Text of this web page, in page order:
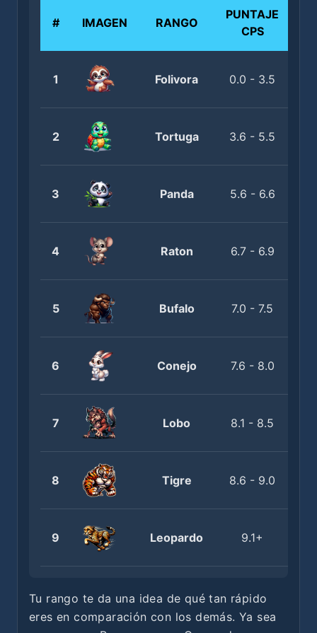
# IMAGEN RANGO
PUNTAJE
CPS
1 Folivora 0.0 - 3.5
2 Tortuga 3.6 - 5.5
3 Panda 5.6 - 6.6
4 Raton 6.7 - 6.9
5 Bufalo 7.0 - 7.5
6 Conejo 7.6 - 8.0
7 Lobo 8.1 - 8.5
8 Tigre 8.6 - 9.0
9 Leopardo 9.1+
Tu rango te da una idea de qué tan rápido
eres en comparación con los demás. Ya sea